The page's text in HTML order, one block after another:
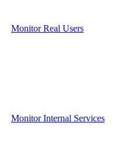
Monitor Real Users
Monitor Internal Services